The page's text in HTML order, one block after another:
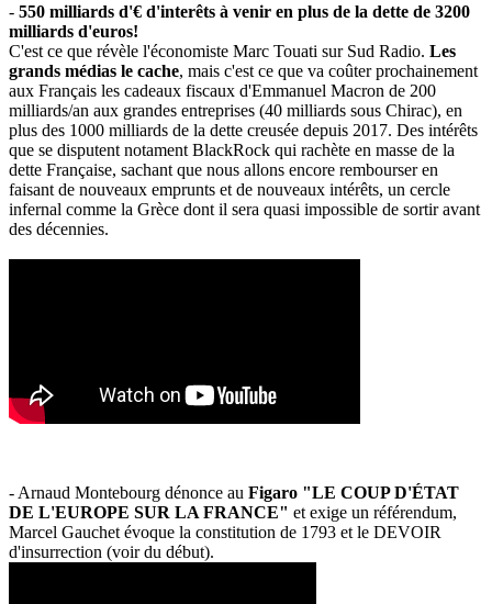
- 550 milliards d'€ d'interêts à venir en plus de la dette de 3200
milliards d'euros!
C'est ce que révèle l'économiste Marc Touati sur Sud Radio. Les
grands médias le cache, mais c'est ce que va coûter prochainement
aux Français les cadeaux fiscaux d'Emmanuel Macron de 200
milliards/an aux grandes entreprises (40 milliards sous Chirac), en
plus des 1000 milliards de la dette creusée depuis 2017. Des intérêts
que se disputent notament BlackRock qui rachète en masse de la
dette Française, sachant que nous allons encore rembourser en
faisant de nouveaux emprunts et de nouveaux intérêts, un cercle
infernal comme la Grèce dont il sera quasi impossible de sortir avant
des décennies.
- Arnaud Montebourg dénonce au Figaro "LE COUP D'ÉTAT
DE L'EUROPE SUR LA FRANCE" et exige un référendum,
Marcel Gauchet évoque la constitution de 1793 et le DEVOIR
d'insurrection (voir du début).